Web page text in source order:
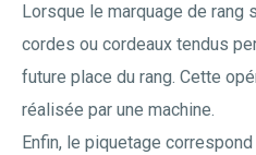
Lorsque le marquage de rang
cordes ou cordeaux tendus
future place du rang. Cette
réalisée par une machine.
Enfin, le piquetage